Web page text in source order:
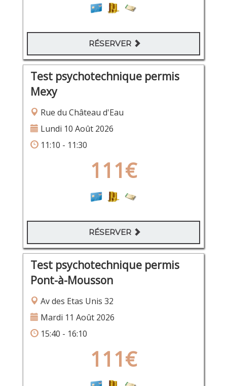
RÉSERVER
Test psychotechnique permis
Mexy
Rue du Château d'Eau
Lundi 10 Août 2026
11:10 - 11:30
111€
RÉSERVER
Test psychotechnique permis
Pont-à-Mousson
Av des Etas Unis 32
Mardi 11 Août 2026
15:40 - 16:10
111€